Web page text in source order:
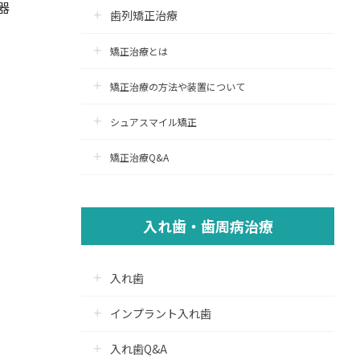
歯列矯正治療
矯正治療とは
矯正治療の方法や装置について
シュアスマイル矯正
矯正治療Q&A
入れ歯・歯周病治療
入れ歯
インプラント入れ歯
入れ歯Q&A